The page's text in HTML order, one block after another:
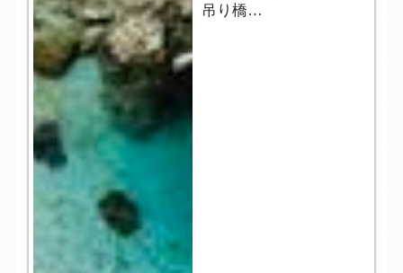
吊り橋